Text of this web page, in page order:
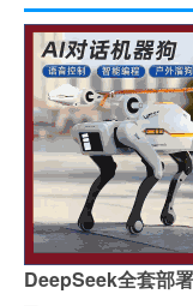
DeepSeek全套部